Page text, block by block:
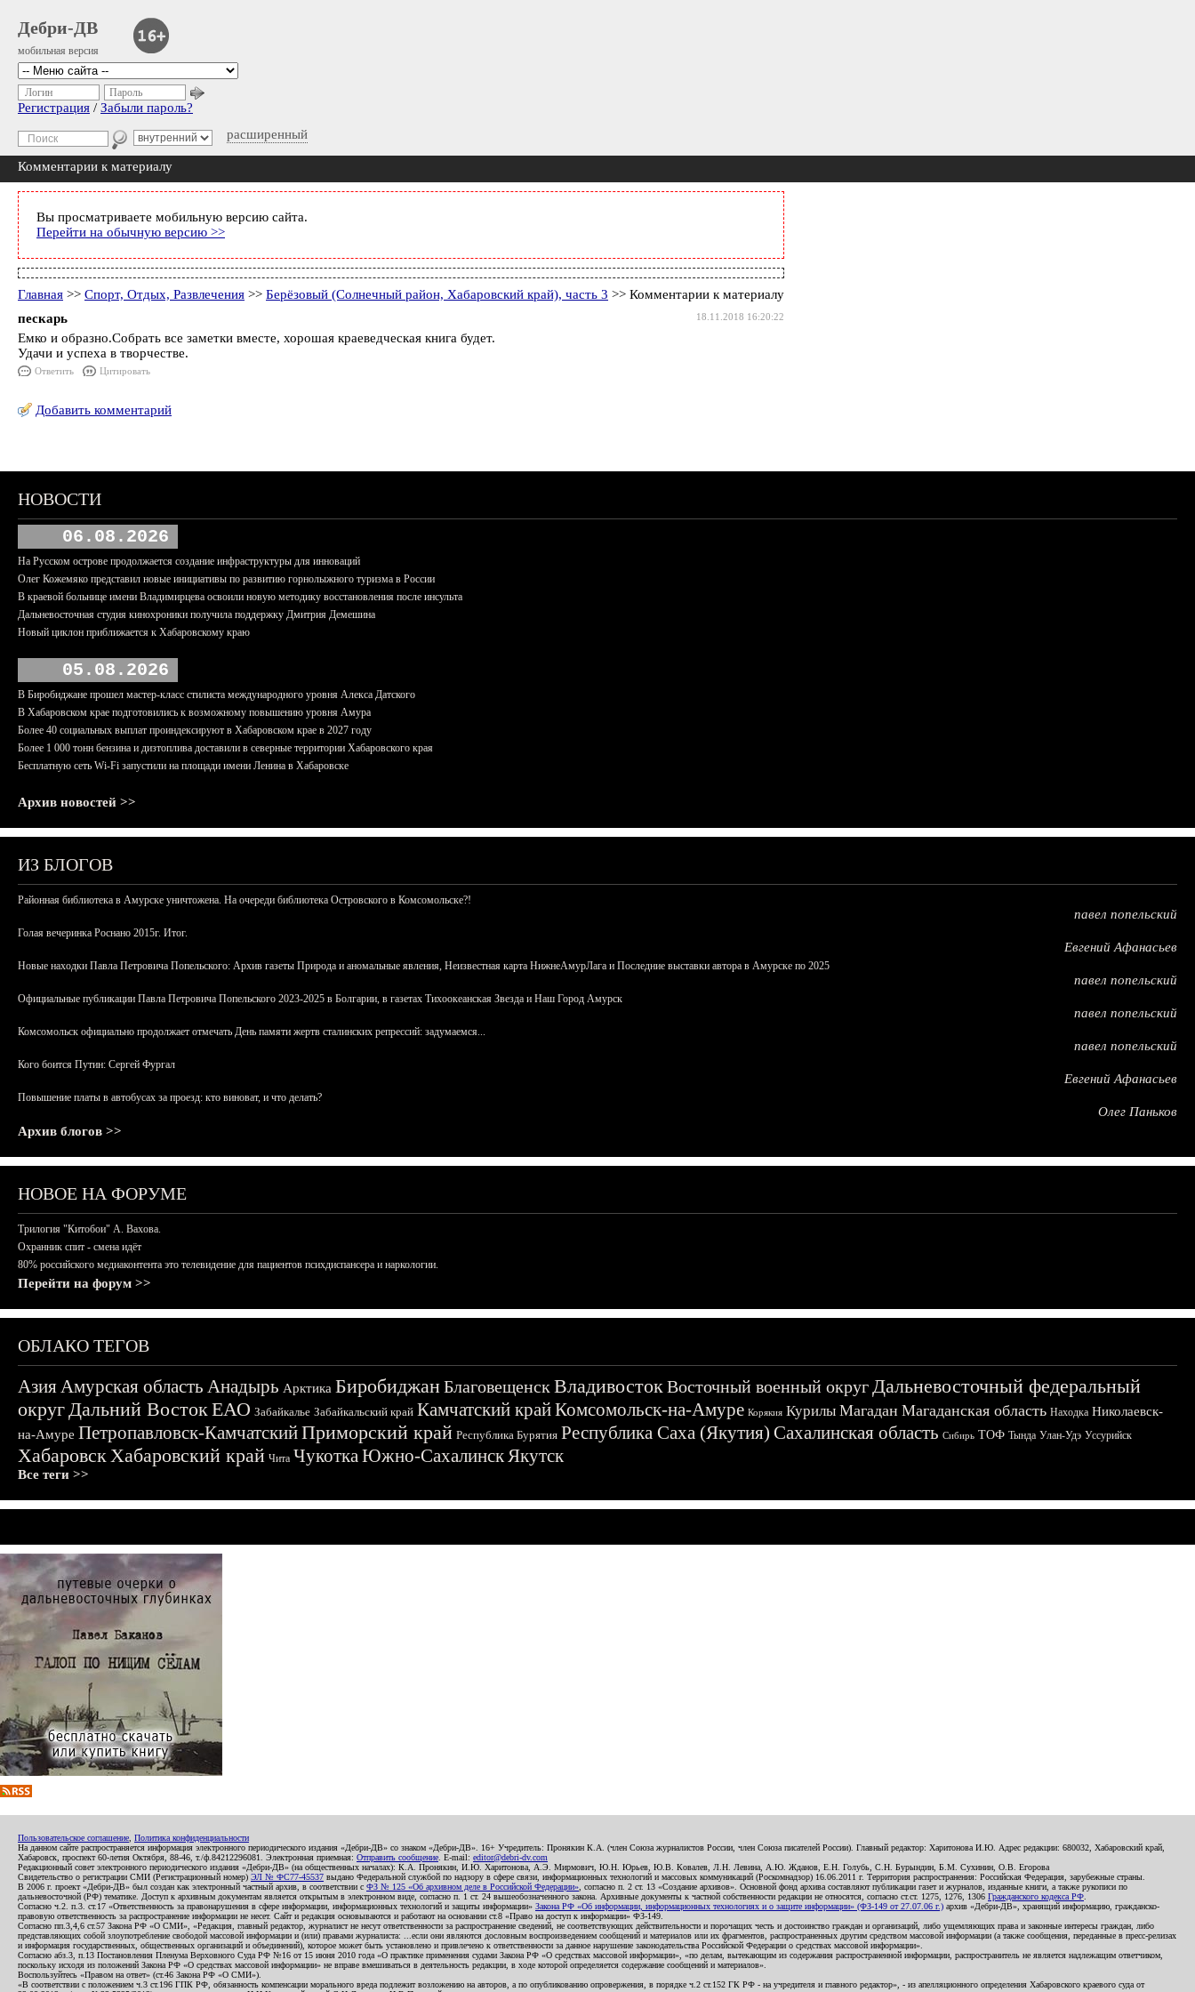
Дебри-ДВ
мобильная версия
расширенный
Логин Пароль
Регистрация / Забыли пароль?
Комментарии к материалу
Вы просматриваете мобильную версию сайта.
Перейти на обычную версию >>
Главная >> Спорт, Отдых, Развлечения >> Берёзовый (Солнечный район, Хабаровский край), часть 3 >> Комментарии к материалу
18.11.2018 16:20:22
пескарь
Емко и образно.Собрать все заметки вместе, хорошая краеведческая книга будет.
Удачи и успеха в творчестве.
Ответить Цитировать
Добавить комментарий
НОВОСТИ
06.08.2026
На Русском острове продолжается создание инфраструктуры для инноваций
Олег Кожемяко представил новые инициативы по развитию горнолыжного туризма в России
В краевой больнице имени Владимирцева освоили новую методику восстановления после инсульта
Дальневосточная студия кинохроники получила поддержку Дмитрия Демешина
Новый циклон приближается к Хабаровскому краю
05.08.2026
В Биробиджане прошел мастер-класс стилиста международного уровня Алекса Датского
В Хабаровском крае подготовились к возможному повышению уровня Амура
Более 40 социальных выплат проиндексируют в Хабаровском крае в 2027 году
Более 1 000 тонн бензина и дизтоплива доставили в северные территории Хабаровского края
Бесплатную сеть Wi-Fi запустили на площади имени Ленина в Хабаровске
Архив новостей >>
ИЗ БЛОГОВ
Районная библиотека в Амурске уничтожена. На очереди библиотека Островского в Комсомольске?!
павел попельский
Голая вечеринка Роснано 2015г. Итог.
Евгений Афанасьев
Новые находки Павла Петровича Попельского: Архив газеты Природа и аномальные явления, Неизвестная карта НижнеАмурЛага и Последние выставки автора в Амурске по 2025
павел попельский
Официальные публикации Павла Петровича Попельского 2023-2025 в Болгарии, в газетах Тихоокеанская Звезда и Наш Город Амурск
павел попельский
Комсомольск официально продолжает отмечать День памяти жертв сталинских репрессий: задумаемся...
павел попельский
Кого боится Путин: Сергей Фургал
Евгений Афанасьев
Повышение платы в автобусах за проезд: кто виноват, и что делать?
Олег Паньков
Архив блогов >>
НОВОЕ НА ФОРУМЕ
Трилогия "Китобои" А. Вахова.
Охранник спит - смена идёт
80% российского медиаконтента это телевидение для пациентов психдиспансера и наркологии.
Перейти на форум >>
ОБЛАКО ТЕГОВ
АзияАмурская область Анадырь Арктика БиробиджанБлаговещенскВладивостокВосточный военный округДальневосточный федеральный
округДальний ВостокЕАО Забайкалье Забайкальский край Камчатский крайКомсомольск-на-Амуре Корякия Курилы Магадан Магаданская область Находка Николаевск-
на-Амуре Петропавловск-КамчатскийПриморский край Республика Бурятия Республика Саха (Якутия) Сахалинская область Сибирь ТОФ Тында Улан-Удэ Уссурийск
ХабаровскХабаровский край Чита ЧукоткаЮжно-СахалинскЯкутск
Все теги >>
Пользовательское соглашение Политика конфиденциальности
На данном сайте распространяется информация электронного периодического издания «Дебри-ДВ» со знаком «Дебри-ДВ». 16+ Учредитель: Пронякин К.А. (член Союза журналистов России, член Союза писателей России). Главный редактор: Харитонова И.Ю. Адрес редакции: 680032, Хабаровский край,
Хабаровск, проспект 60-летия Октября, 88-46, т./ф.84212296081. Электронная приемная: Отправить сообщение . E-mail: editor@debri-dv.com
Редакционный совет электронного периодического издания «Дебри-ДВ» (на общественных началах): К.А. Пронякин, И.Ю. Харитонова, А.Э. Мирмович, Ю.Н. Юрьев, Ю.В. Ковалев, Л.Н. Левина, А.Ю. Жданов, Е.Н. Голубь, С.Н. Бурындин, Б.М. Сухинин, О.В. Егорова
Свидетельство о регистрации СМИ (Регистрационный номер) ЭЛ № ФС77-45537 выдано Федеральной службой по надзору в сфере связи, информационных технологий и массовых коммуникаций (Роскомнадзор) 16.06.2011 г. Территория распространения: Российская Федерация, зарубежные страны.
В 2006 г. проект «Дебри-ДВ» был создан как электронный частный архив, в соответствии с ФЗ № 125 «Об архивном деле в Российской Федерации» , согласно п. 2 ст. 13 «Создание архивов». Основной фонд архива составляют публикации газет и журналов, изданные книги, а также рукописи по
дальневосточной (РФ) тематике. Доступ к архивным документам является открытым в электронном виде, согласно п. 1 ст. 24 вышеобозначенного закона. Архивные документы к частной собственности редакции не относятся, согласно ст.ст. 1275, 1276, 1306 Гражданского кодекса РФ
Согласно ч.2. п.3. ст.17 «Ответственность за правонарушения в сфере информации, информационных технологий и защиты информации» Закона РФ «Об информации, информационных технологиях и о защите информации» (ФЗ-149 от 27.07.06 г.) архив «Дебри-ДВ», хранящий информацию, гражданско-
правовую ответственность за распространение информации не несет. Сайт и редакция основываются и работают на основании ст.8 «Право на доступ к информации» ФЗ-149.
Согласно пп.3,4,6 ст.57 Закона РФ «О СМИ», «Редакция, главный редактор, журналист не несут ответственности за распространение сведений, не соответствующих действительности и порочащих честь и достоинство граждан и организаций, либо ущемляющих права и законные интересы граждан, либо
представляющих собой злоупотребление свободой массовой информации и (или) правами журналиста: ...если они являются дословным воспроизведением сообщений и материалов или их фрагментов, распространенных другим средством массовой информации (а также сообщения, переданные в пресс-релизах
и информация государственных, общественных организаций и объединений), которое может быть установлено и привлечено к ответственности за данное нарушение законодательства Российской Федерации о средствах массовой информации».
Согласно абз.3, п.13 Постановления Пленума Верховного Суда РФ №16 от 15 июня 2010 года «О практике применения судами Закона РФ «О средствах массовой информации», «по делам, вытекающим из содержания распространенной информации, распространитель не является надлежащим ответчиком,
поскольку исходя из положений Закона РФ «О средствах массовой информации» не вправе вмешиваться в деятельность редакции, в ходе которой определяется содержание сообщений и материалов».
Воспользуйтесь «Правом на ответ» (ст.46 Закона РФ «О СМИ»).
«В соответствии с положением ч.3 ст.196 ГПК РФ, обязанность компенсации морального вреда подлежит возложению на авторов, а по опубликованию опровержения, в порядке ч.2 ст.152 ГК РФ - на учредителя и главного редактор», - из апелляционного определения Хабаровского краевого суда от